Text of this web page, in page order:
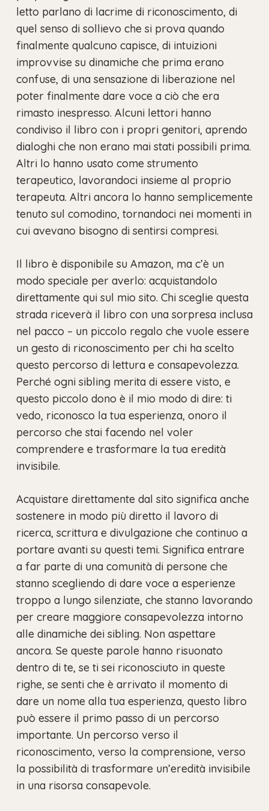
letto parlano di lacrime di riconoscimento, di
quel senso di sollievo che si prova quando
finalmente qualcuno capisce, di intuizioni
improvvise su dinamiche che prima erano
confuse, di una sensazione di liberazione nel
poter finalmente dare voce a ciò che era
rimasto inespresso. Alcuni lettori hanno
condiviso il libro con i propri genitori, aprendo
dialoghi che non erano mai stati possibili prima.
Altri lo hanno usato come strumento
terapeutico, lavorandoci insieme al proprio
terapeuta. Altri ancora lo hanno semplicemente
tenuto sul comodino, tornandoci nei momenti in
cui avevano bisogno di sentirsi compresi.
Il libro è disponibile su Amazon, ma c’è un
modo speciale per averlo: acquistandolo
direttamente qui sul mio sito. Chi sceglie questa
strada riceverà il libro con una sorpresa inclusa
nel pacco – un piccolo regalo che vuole essere
un gesto di riconoscimento per chi ha scelto
questo percorso di lettura e consapevolezza.
Perché ogni sibling merita di essere visto, e
questo piccolo dono è il mio modo di dire: ti
vedo, riconosco la tua esperienza, onoro il
percorso che stai facendo nel voler
comprendere e trasformare la tua eredità
invisibile.
Acquistare direttamente dal sito significa anche
sostenere in modo più diretto il lavoro di
ricerca, scrittura e divulgazione che continuo a
portare avanti su questi temi. Significa entrare
a far parte di una comunità di persone che
stanno scegliendo di dare voce a esperienze
troppo a lungo silenziate, che stanno lavorando
per creare maggiore consapevolezza intorno
alle dinamiche dei sibling. Non aspettare
ancora. Se queste parole hanno risuonato
dentro di te, se ti sei riconosciuto in queste
righe, se senti che è arrivato il momento di
dare un nome alla tua esperienza, questo libro
può essere il primo passo di un percorso
importante. Un percorso verso il
riconoscimento, verso la comprensione, verso
la possibilità di trasformare un’eredità invisibile
in una risorsa consapevole.